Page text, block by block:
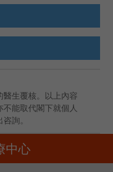
生覆核。以上內容
能取代閣下就個人
詢。
中心